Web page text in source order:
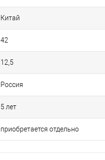
Китай
42
12,5
Россия
5 лет
приобретается отдельно